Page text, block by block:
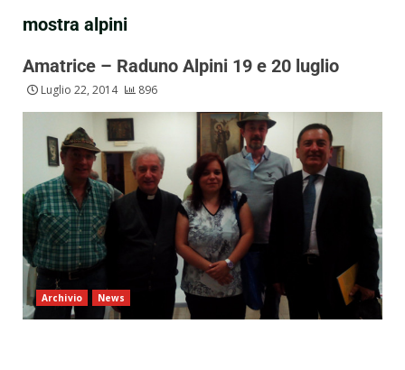
mostra alpini
Amatrice – Raduno Alpini 19 e 20 luglio
Luglio 22, 2014 896
Archivio News